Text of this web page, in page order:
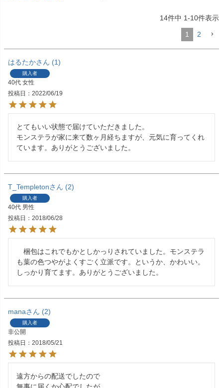
14件中 1-10件表示
1 2
はるたか 1
購入者
40代 女性
投稿日
2022/06/19
とてもいい状態で届けていただきました。
モンステラが家に来て数ヶ月経ちますが、元気に育ってくれ
ています。ありがとうございました。
T_Templeton 2
購入者
40代 男性
投稿日
2018/06/28
梱包はこれでもかとしかっりされていました。モンステラ
も葉の色つやがよくすごく立派です。というか、かわいい。
しっかり育てます。ありがとうございました。
mana 2
購入者
非公開
投稿日
2018/05/21
遠方からの配送でしたので
無事に届くか心配でしたが、